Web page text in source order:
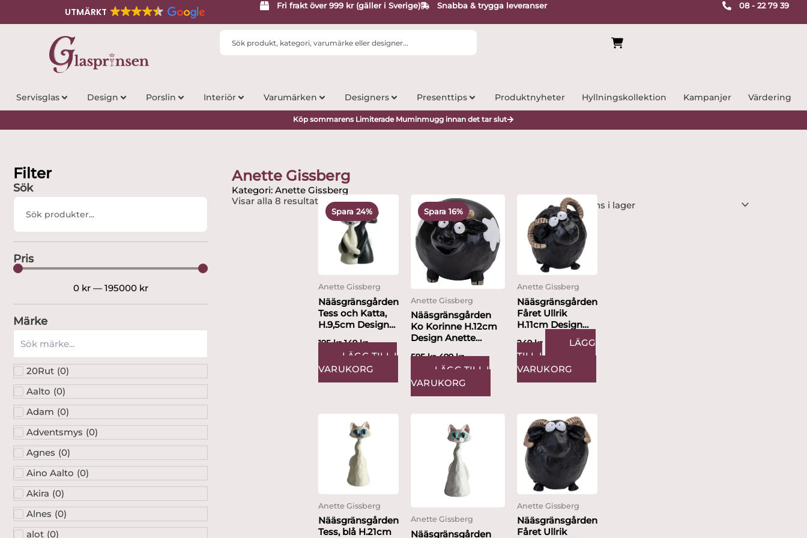
UTMÄRKT
Fri frakt över 999 kr (gäller i Sverige) Snabba & trygga leveranser 08 - 22 79 39
Search
Servisglas Design Porslin Interiör Varumärken Designers Presenttips Produktnyheter Hyllningskollektion Kampanjer Värdering
Köp sommarens Limiterade Muminmugg innan det tar slut
Filter
Sök
Search
Pris
0 kr— 195000 kr
Märke
20Rut (0)
Aalto (0)
Adam (0)
Adventsmys (0)
Agnes (0)
Aino Aalto (0)
Akira (0)
Alnes (0)
alot (0)
Anette Gissberg
Kategori: Anette Gissberg
Visar alla 8 resultat
Spara 24%
Anette Gissberg
Nääsgränsgården
Tess och Katta,
H.9,5cm Design
195kr
ursprungliga
priset
var:
195 kr.
149kr
nuvarande
priset
149 kr.
LÄGG TILL I
VARUKORG
Spara 16%
Anette Gissberg
Nääsgränsgården
Ko Korinne H.12cm
Design Anette
595kr
Det
ursprungliga
priset
var:
595 kr.
499kr
Det
nuvarande
priset
är:
499 kr.
LÄGG TILL I
VARUKORG
Anette Gissberg
Nääsgränsgården
Fåret Ullrik
H.11cm Design
Anette Gissberg
249kr
LÄGG
TILL I
VARUKORG
Anette Gissberg
Nääsgränsgården
Tess, blå H.21cm
Anette Gissberg
Nääsgränsgården
Anette Gissberg
Nääsgränsgården
Fåret Ullrik